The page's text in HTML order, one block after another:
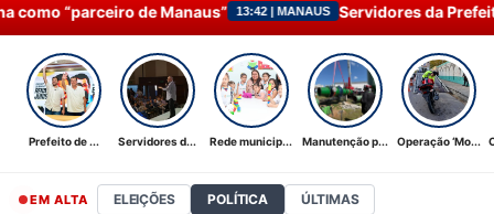
de Manaus” 13:42 | MANAUS Servidores da Prefeitura de
Prefeito de ... Servidores d... Rede municip... Manutenção p... Operação ‘Mo...
EM ALTA ELEIÇÕES POLÍTICA ÚLTIMAS